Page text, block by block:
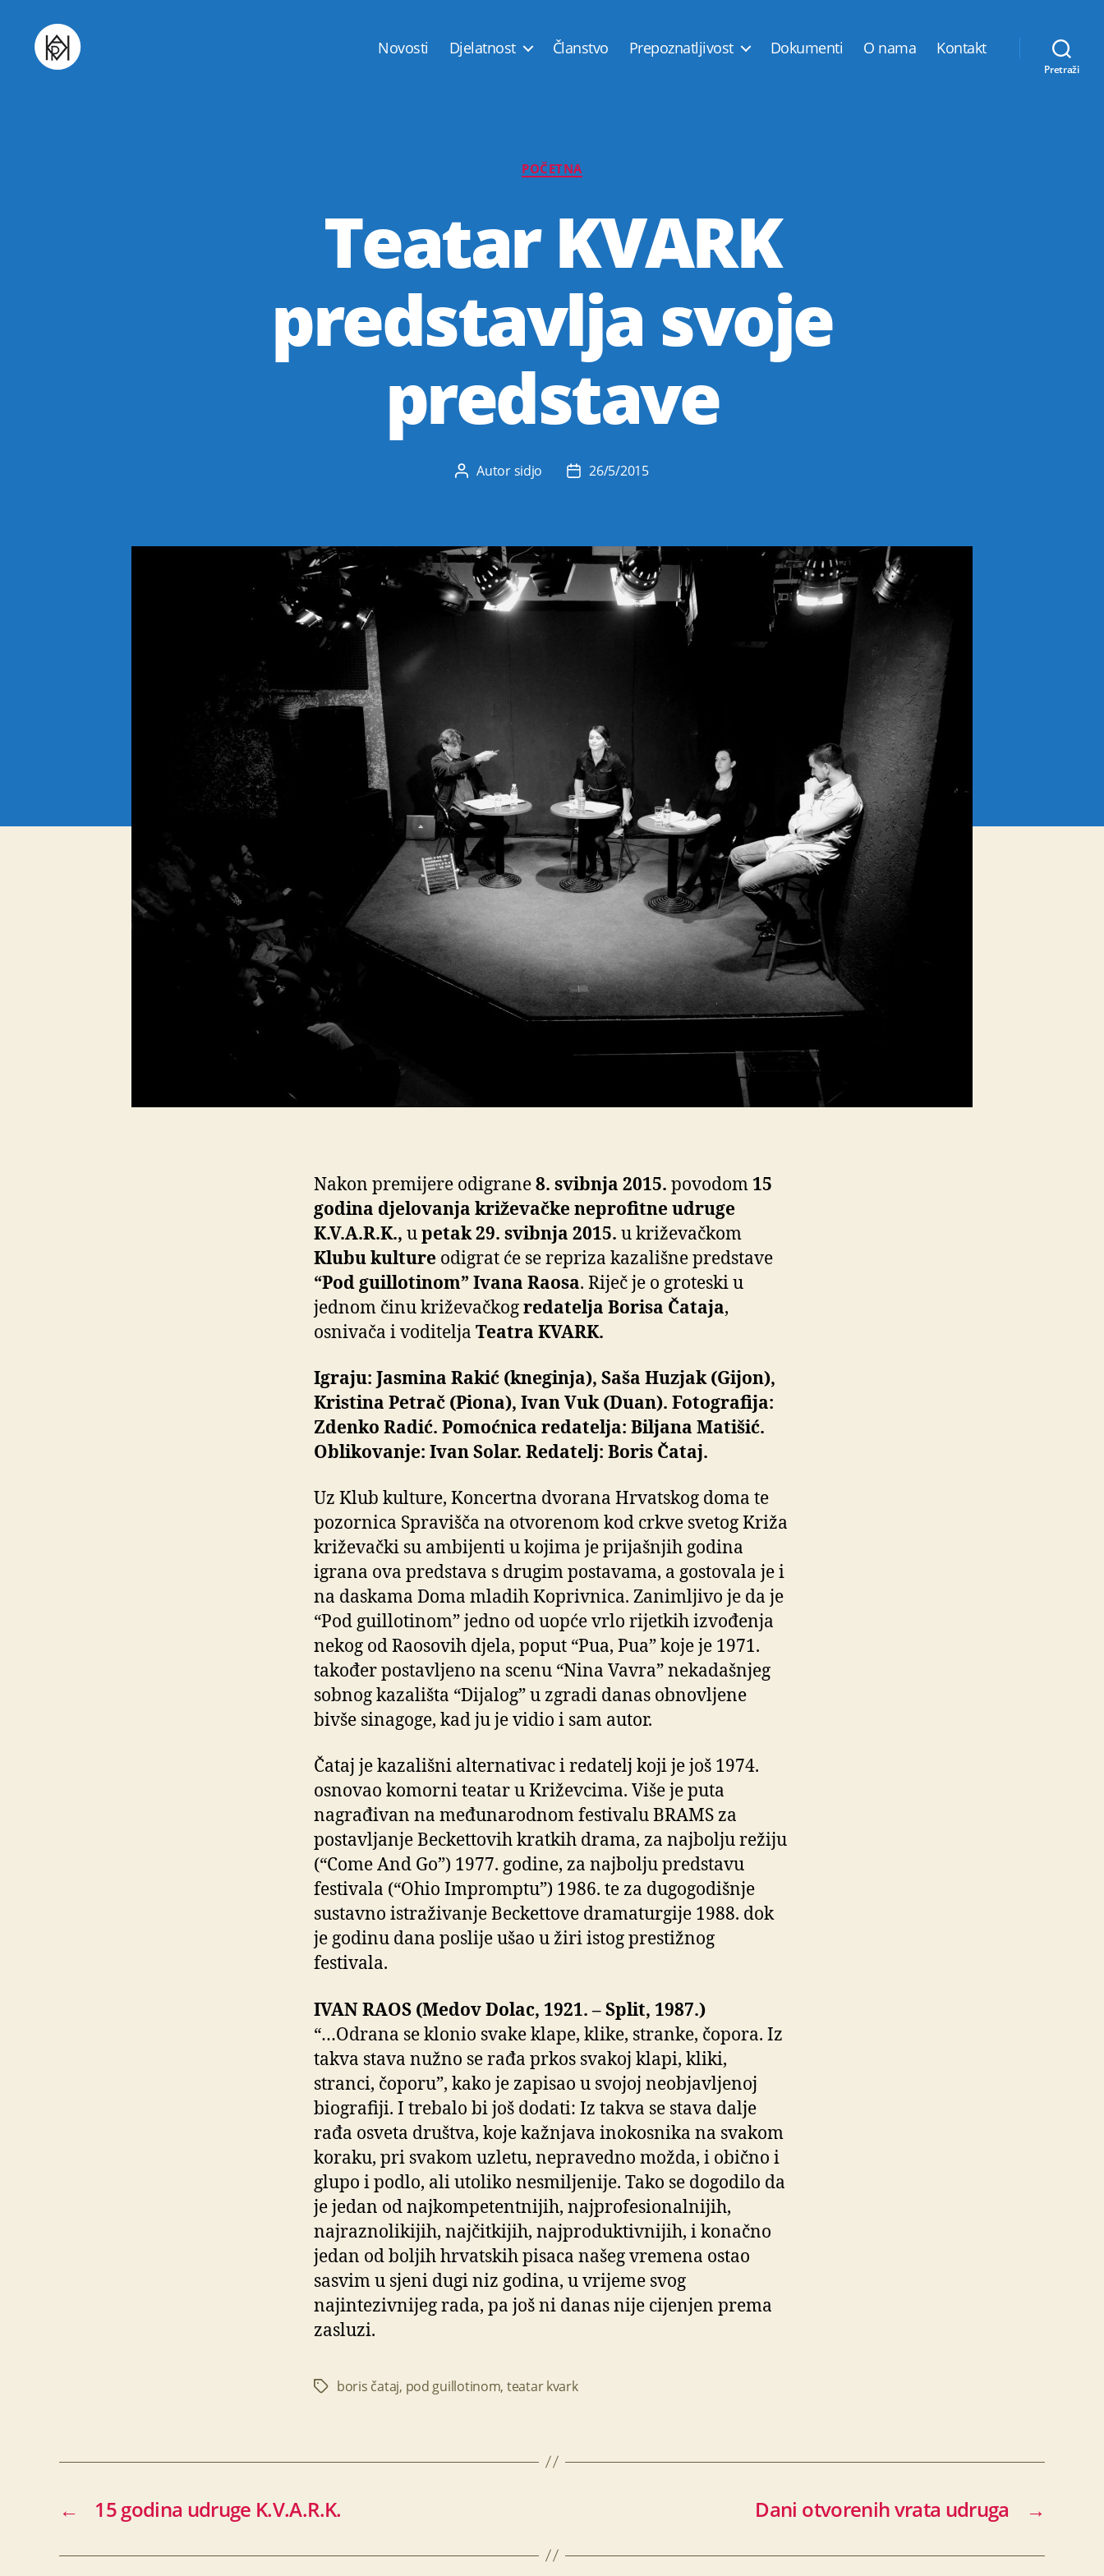
Novosti Djelatnost Članstvo Prepoznatljivost Dokumenti O nama Kontakt
Pretraži
Kategorije
POČETNA
Teatar KVARK
predstavlja svoje
predstave
AutorAutorsidjo
Datum
26/5/2015
Nakon premijere odigrane8. svibnja 2015. povodom 15
godina djelovanja križevačke neprofitne udruge
K.V.A.R.K., upetak 29. svibnja 2015. u križevačkom
Klubu kulture odigrat će se repriza kazališne predstave
“Pod guillotinom” Ivana Raosa. Riječ je o groteski u
jednom činu križevačkogredatelja Borisa Čataja,
osnivača i voditelja Teatra KVARK.
Igraju: Jasmina Rakić (kneginja), Saša Huzjak (Gijon),
Kristina Petrač (Piona), Ivan Vuk (Duan). Fotografija:
Zdenko Radić. Pomoćnica redatelja: Biljana Matišić.
Oblikovanje: Ivan Solar. Redatelj: Boris Čataj.
Uz Klub kulture, Koncertna dvorana Hrvatskog doma te
pozornica Spravišča na otvorenom kod crkve svetog Križa
križevački su ambijenti u kojima je prijašnjih godina
igrana ova predstava s drugim postavama, a gostovala je i
na daskama Doma mladih Koprivnica. Zanimljivo je da je
“Pod guillotinom” jedno od uopće vrlo rijetkih izvođenja
nekog od Raosovih djela, poput “Pua, Pua” koje je 1971.
također postavljeno na scenu “Nina Vavra” nekadašnjeg
sobnog kazališta “Dijalog” u zgradi danas obnovljene
bivše sinagoge, kad ju je vidio i sam autor.
Čataj je kazališni alternativac i redatelj koji je još 1974.
osnovao komorni teatar u Križevcima. Više je puta
nagrađivan na međunarodnom festivalu BRAMS za
postavljanje Beckettovih kratkih drama, za najbolju režiju
(“Come And Go”) 1977. godine, za najbolju predstavu
festivala (“Ohio Impromptu”) 1986. te za dugogodišnje
sustavno istraživanje Beckettove dramaturgije 1988. dok
je godinu dana poslije ušao u žiri istog prestižnog
festivala.
IVAN RAOS (Medov Dolac, 1921. – Split, 1987.)
“…Odrana se klonio svake klape, klike, stranke, čopora. Iz
takva stava nužno se rađa prkos svakoj klapi, kliki,
stranci, čoporu”, kako je zapisao u svojoj neobjavljenoj
biografiji. I trebalo bi još dodati: Iz takva se stava dalje
rađa osveta društva, koje kažnjava inokosnika na svakom
koraku, pri svakom uzletu, nepravedno možda, i obično i
glupo i podlo, ali utoliko nesmiljenije. Tako se dogodilo da
je jedan od najkompetentnijih, najprofesionalnijih,
najraznolikijih, najčitkijih, najproduktivnijih, i konačno
jedan od boljih hrvatskih pisaca našeg vremena ostao
sasvim u sjeni dugi niz godina, u vrijeme svog
najintezivnijeg rada, pa još ni danas nije cijenjen prema
zasluzi.
Oznakeboris čataj, pod guillotinom, teatar kvark
← 15 godina udruge K.V.A.R.K. →
Dani otvorenih vrata udruga